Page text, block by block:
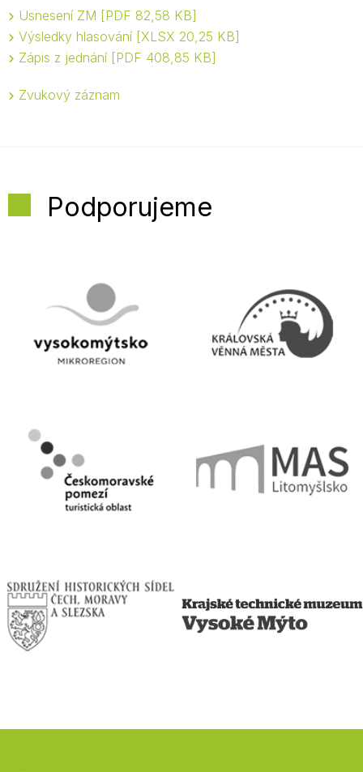
Usnesení ZM
PDF 82,58 KB
Výsledky hlasování XLSX 20,25 KB
Zápis z jednání PDF 408,85 KB
Zvukový záznam
Podporujeme